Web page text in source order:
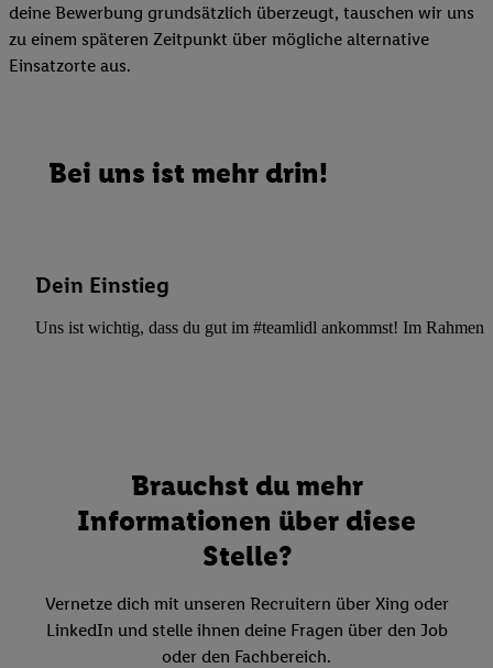
deine Bewerbung grundsätzlich überzeugt, tauschen wir uns
zu einem späteren Zeitpunkt über mögliche alternative
Einsatzorte aus.
Bei uns ist mehr drin!
Dein Einstieg
Uns ist wichtig, dass du gut im #teamlidl ankommst! Im Rahmen
Brauchst du mehr
Informationen über diese
Stelle?
Vernetze dich mit unseren Recruitern über Xing oder
LinkedIn und stelle ihnen deine Fragen über den Job
oder den Fachbereich.